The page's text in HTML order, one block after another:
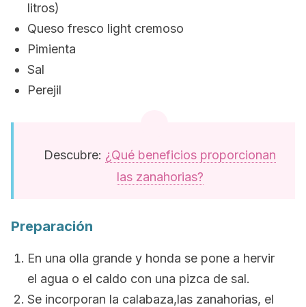
litros)
Queso fresco light cremoso
Pimienta
Sal
Perejil
Descubre: ¿Qué beneficios proporcionan
las zanahorias?
Preparación
En una olla grande y honda se pone a hervir
el agua o el caldo con una pizca de sal.
Se incorporan la calabaza,las zanahorias, el